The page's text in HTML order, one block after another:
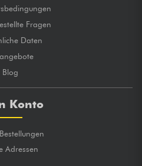
Fragen
Daten
Blog
Konto
Adressen